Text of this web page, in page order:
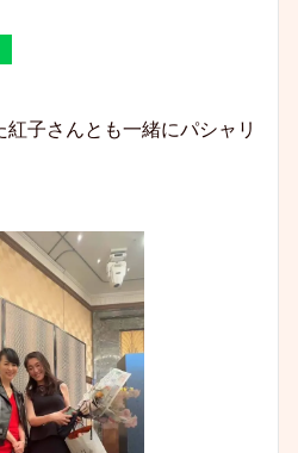
子さんとも一緒にパシャリ